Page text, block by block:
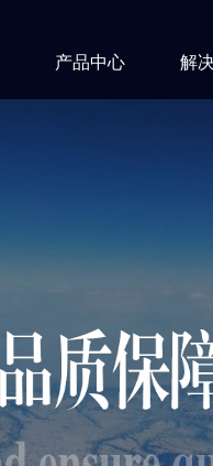
产品中心 解